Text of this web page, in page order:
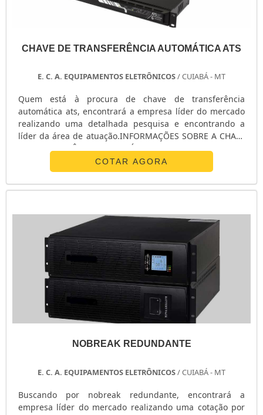
CHAVE DE TRANSFERÊNCIA AUTOMÁTICA ATS
E. C. A. EQUIPAMENTOS ELETRÔNICOS/ CUIABÁ - MT
Quem está à procura de chave de transferência
automática ats, encontrará a empresa líder do mercado
realizando uma detalhada pesquisa e encontrando a
líder da área de atuação.INFORMAÇÕES SOBRE A CHAVE
DE TRANSFERÊNCIA AUTOMÁTICA ATSQuem procura por
chave de transferência automática ats em uma empresa
inovadora, acha o site da E. C. A. Equipamentos
Eletrônicos. Na companhia é possível encontrar
COTAR AGORA
NOBREAK REDUNDANTE
E. C. A. EQUIPAMENTOS ELETRÔNICOS/ CUIABÁ - MT
Buscando por nobreak redundante, encontrará a
empresa líder do mercado realizando uma cotação por